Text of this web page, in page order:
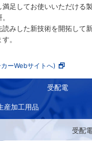
満足してお使いいただける
読みした新技術を開拓して
。
ーWebサイトへ)
受配電
産加工用品
受配